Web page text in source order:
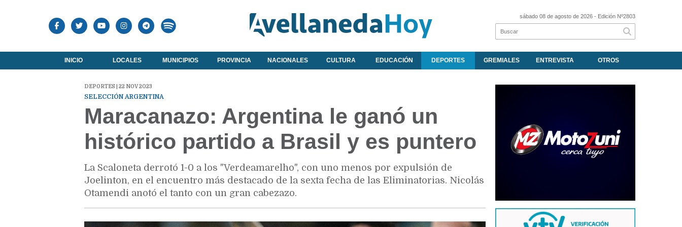
sábado 08 de agosto de 2026 - Edición Nº2803
INICIO LOCALES MUNICIPIOS PROVINCIA NACIONALES CULTURA EDUCACIÓN DEPORTES GREMIALES ENTREVISTA OTROS
DEPORTES | 22 NOV 2023
SELECCIÓN ARGENTINA
Maracanazo: Argentina le ganó un
histórico partido a Brasil y es puntero
La Scaloneta derrotó 1-0 a los "Verdeamarelho", con uno menos por expulsión de
Joelinton, en el encuentro más destacado de la sexta fecha de las Eliminatorias. Nicolás
Otamendi anotó el tanto con un gran cabezazo.